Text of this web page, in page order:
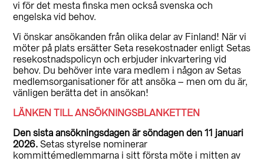
vi för det mesta finska men också svenska och
engelska vid behov.
Vi önskar ansökanden från olika delar av Finland! När vi
möter på plats ersätter Seta resekostnader enligt Setas
resekostnadspolicyn och erbjuder inkvartering vid
behov. Du behöver inte vara medlem i någon av Setas
medlemsorganisationer för att ansöka – men om du är,
vänligen berätta det in ansökan!
LÄNKEN TILL ANSÖKNINGSBLANKETTEN
Den sista ansökningsdagen är söndagen den 11 januari
2026. Setas styrelse nominerar
kommittémedlemmarna i sitt första möte i mitten av